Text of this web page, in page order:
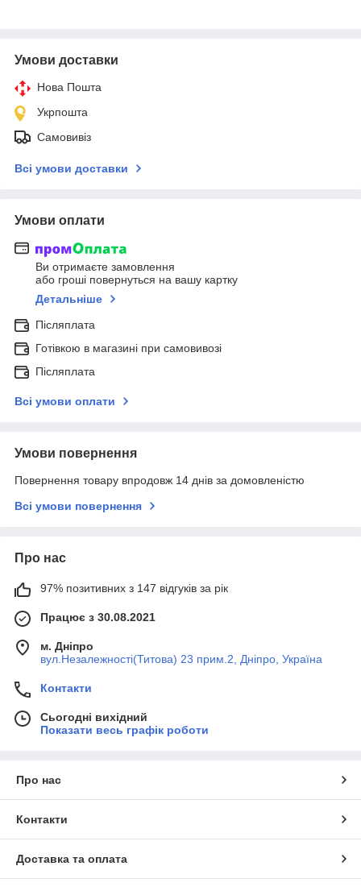
Умови доставки
Нова Пошта
Укрпошта
Самовивіз
Всі умови доставки
Умови оплати
Ви отримаєте замовлення
або гроші повернуться на вашу картку
Детальніше
Післяплата
Готівкою в магазині при самовивозі
Післяплата
Всі умови оплати
Умови повернення
Повернення товару впродовж 14 днів за домовленістю
Всі умови повернення
Про нас
97% позитивних з 147 відгуків за рік
Працює з 30.08.2021
м. Дніпро
вул.Незалежності(Титова) 23 прим.2, Дніпро, Україна
Контакти
Сьогодні вихідний
Показати весь графік роботи
Про нас
Контакти
Доставка та оплата